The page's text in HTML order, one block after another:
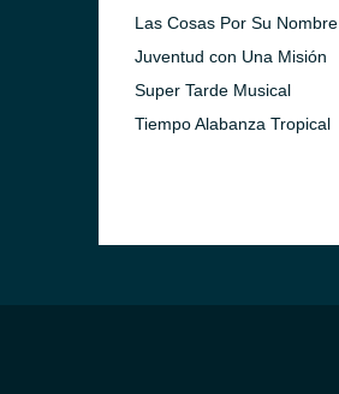
Las Cosas Por Su Nombre
Juventud con Una Misión
Super Tarde Musical
Tiempo Alabanza Tropical